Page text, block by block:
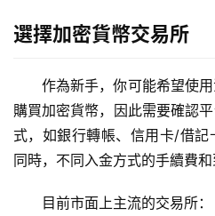
選擇加密貨幣交易所
作為新手，你可能希望使
購買加密貨幣，因此需要確認
式，如銀行轉帳、信用卡/借記
同時，不同入金方式的手續費和
目前市面上主流的交易所：